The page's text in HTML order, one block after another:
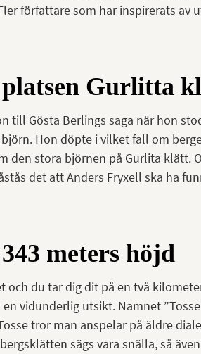
författare som har inspirerats av
Gurlitta
till Gösta Berlings saga när hon
Hon döpte i vilket fall om
den stora björnen på Gurlita klätt.
det att Anders Fryxell ska ha
meters höjd
och du tar dig dit på en två
vidunderlig utsikt. Namnet
tror man anspelar på äldre
sägs vara snälla, så